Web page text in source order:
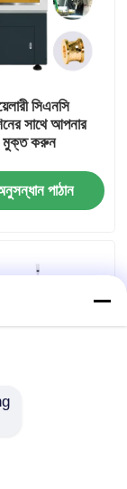
সিএনসি
সাথে আপনার
মুক্ত করুন
পাঠান